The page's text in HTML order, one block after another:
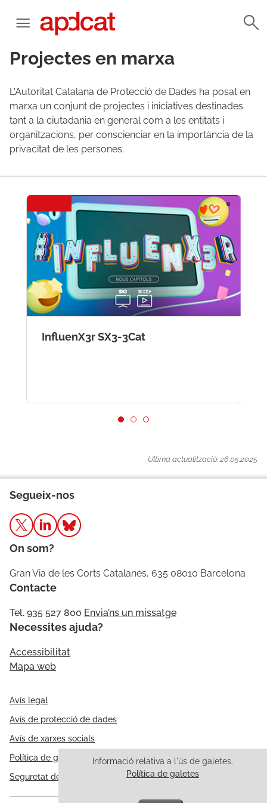
Projectes en marxa
L'Autoritat Catalana de Protecció de Dades ha posat en
marxa un conjunt de projectes i iniciatives destinades
tant a la ciutadania en general com a les entitats i
organitzacions, per conscienciar en la importància de la
privacitat de les persones.
InfluenX3r SX3-3Cat
Ultima actualització: 26.05.2025
Informació relativa a l'ús de galetes.
Política de galetes
Segueix-nos
On som?
Gran Via de les Corts Catalanes, 635 08010 Barcelona
Contacte
Tel. 935 527 800 Envia’ns un missatge
Necessites ajuda?
Accessibilitat
Mapa web
Avís legal
Avís de protecció de dades
Avís de xarxes socials
Política de galetes
Seguretat de la informació